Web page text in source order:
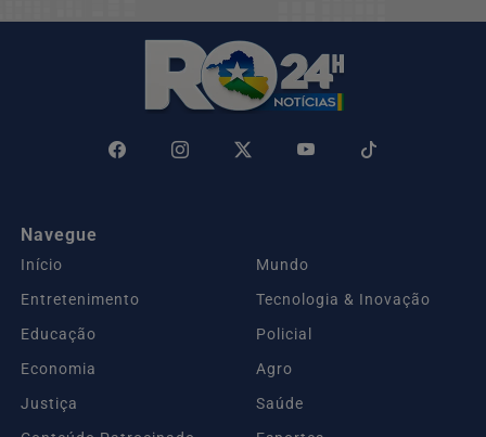
Navegue
Início
Mundo
Entretenimento
Tecnologia & Inovação
Educação
Policial
Economia
Agro
Justiça
Saúde